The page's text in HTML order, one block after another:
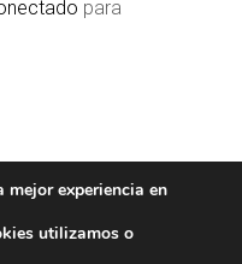
para
- POLÍTICA
experiencia en
utilizamos o